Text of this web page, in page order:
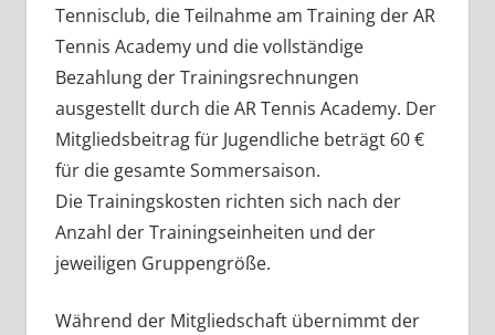
Tennisclub, die Teilnahme am Training der AR
Tennis Academy und die vollständige
Bezahlung der Trainingsrechnungen
ausgestellt durch die AR Tennis Academy. Der
Mitgliedsbeitrag für Jugendliche beträgt 60 €
für die gesamte Sommersaison.
Die Trainingskosten richten sich nach der
Anzahl der Trainingseinheiten und der
jeweiligen Gruppengröße.
Während der Mitgliedschaft übernimmt der